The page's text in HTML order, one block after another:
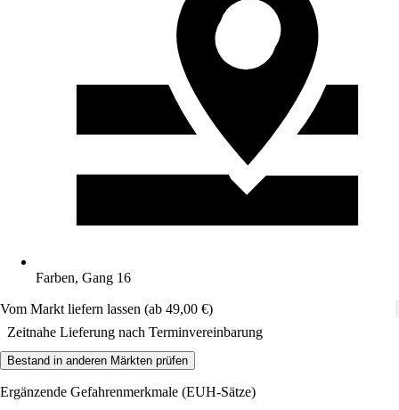
Farben, Gang 16
Vom Markt liefern lassen (ab 49,00 €)
Zeitnahe Lieferung nach Terminvereinbarung
Bestand in anderen Märkten prüfen
Ergänzende Gefahrenmerkmale (EUH-Sätze)